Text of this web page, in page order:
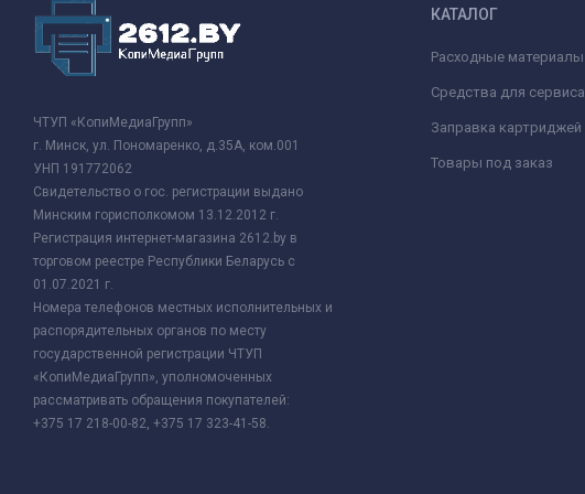
ЧТУП «КопиМедиаГрупп»
г. Минск, ул. Пономаренко, д.35А, ком.001
УНП 191772062
Свидетельство о гос. регистрации выдано
Минским горисполкомом 13.12.2012 г.
Регистрация интернет-магазина 2612.by в
торговом реестре Республики Беларусь с
01.07.2021 г.
Номера телефонов местных исполнительных и
распорядительных органов по месту
государственной регистрации ЧТУП
«КопиМедиаГрупп», уполномоченных
рассматривать обращения покупателей:
+375 17 218-00-82, +375 17 323-41-58.
КАТАЛОГ
Расходные материалы
Средства для сервиса
Заправка картриджей
Товары под заказ